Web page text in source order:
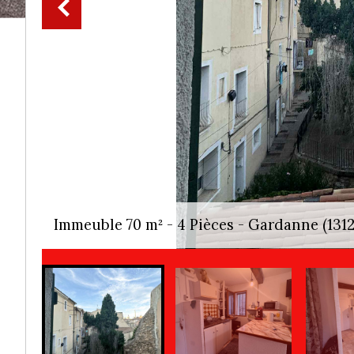
Immeuble 70 m² - 4 Pièces - Gardanne